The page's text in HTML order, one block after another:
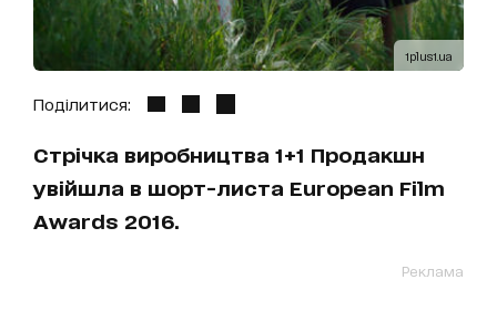
1plus1.ua
Поділитися:
Стрічка виробництва 1+1 Продакшн
увійшла в шорт-листа European Film
Awards 2016.
Реклама